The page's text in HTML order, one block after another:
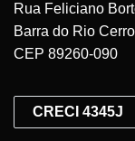
Rua Feliciano
Barra do Rio
CEP 89260-090
CRECI 4345J